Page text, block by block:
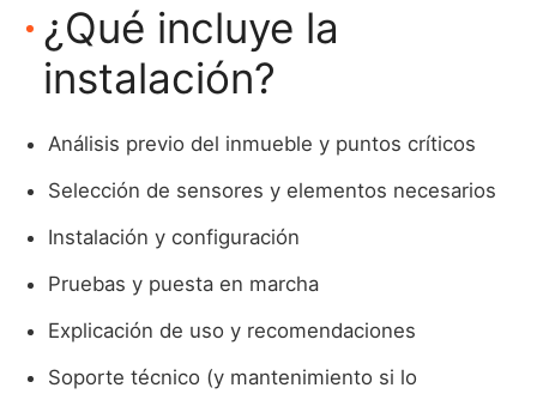
¿Qué incluye la
instalación?
Análisis previo del inmueble y puntos críticos
Selección de sensores y elementos necesarios
Instalación y configuración
Pruebas y puesta en marcha
Explicación de uso y recomendaciones
Soporte técnico (y mantenimiento si lo